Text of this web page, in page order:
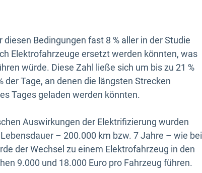
Bedingungen fast 8 % aller in der Studie
Elektrofahrzeuge ersetzt werden könnten, was
würde. Diese Zahl ließe sich um bis zu 21 %
der Tage, an denen die längsten Strecken
Tages geladen werden könnten.
Auswirkungen der Elektrifizierung wurden
– 200.000 km bzw. 7 Jahre – wie bei
der Wechsel zu einem Elektrofahrzeug in den
9.000 und 18.000 Euro pro Fahrzeug führen.